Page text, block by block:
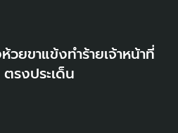
วยขาแข้งทำร้ายเจ้าหน้าที่
รงประเด็น